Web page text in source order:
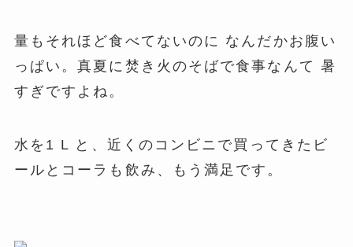
量もそれほど食べてないのに なんだかお腹い
っぱい。真夏に焚き火のそばで食事なんて 暑
すぎですよね。
水を1 L と、近くのコンビニで買ってきたビ
ールとコーラも飲み、もう満足です。